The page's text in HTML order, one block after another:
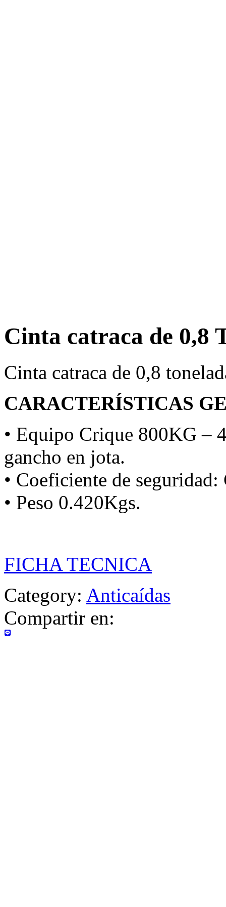
Cinta catraca de 0,8
Cinta catraca de 0,8
CARACTERÍSTICAS
• Equipo Crique 800KG –
gancho en jota.
• Coeficiente de seguridad:
• Peso 0.420Kgs.
FICHA TECNICA
Category: Anticaídas
Compartir en: